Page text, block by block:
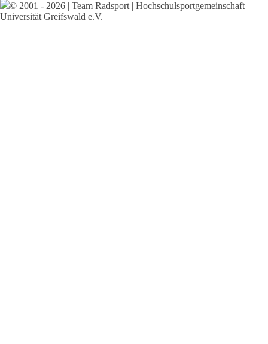
© 2001 - 2026 | Team Radsport | Hochschulsportgemeinschaft
Universität Greifswald e.V.